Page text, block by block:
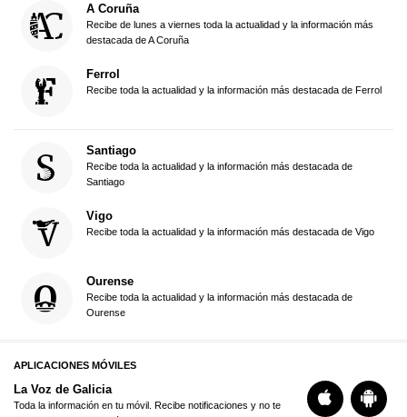
A Coruña
Recibe de lunes a viernes toda la actualidad y la información más
destacada de A Coruña
Ferrol
Recibe toda la actualidad y la información más destacada de Ferrol
Santiago
Recibe toda la actualidad y la información más destacada de
Santiago
Vigo
Recibe toda la actualidad y la información más destacada de Vigo
Ourense
Recibe toda la actualidad y la información más destacada de
Ourense
APLICACIONES MÓVILES
La Voz de Galicia
Toda la información en tu móvil. Recibe notificaciones y no te